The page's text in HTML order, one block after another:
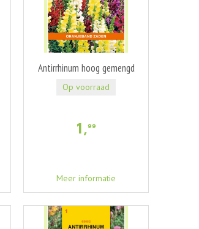
Antirrhinum hoog gemengd
1,99
Meer informatie
Op voorraad